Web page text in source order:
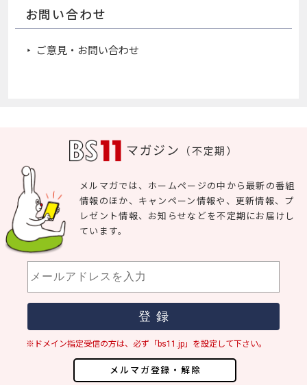
お問い合わせ
ご意見・お問い合わせ
マガジン （不定期）
メルマガ登録・解除
メルマガでは、ホームページの中から最新の番組
情報のほか、キャンペーン情報や、更新情報、プ
レゼント情報、お知らせなどを不定期にお届けし
ています。
※ドメイン指定受信の方は、必ず「bs11.jp」を設定して下さい。